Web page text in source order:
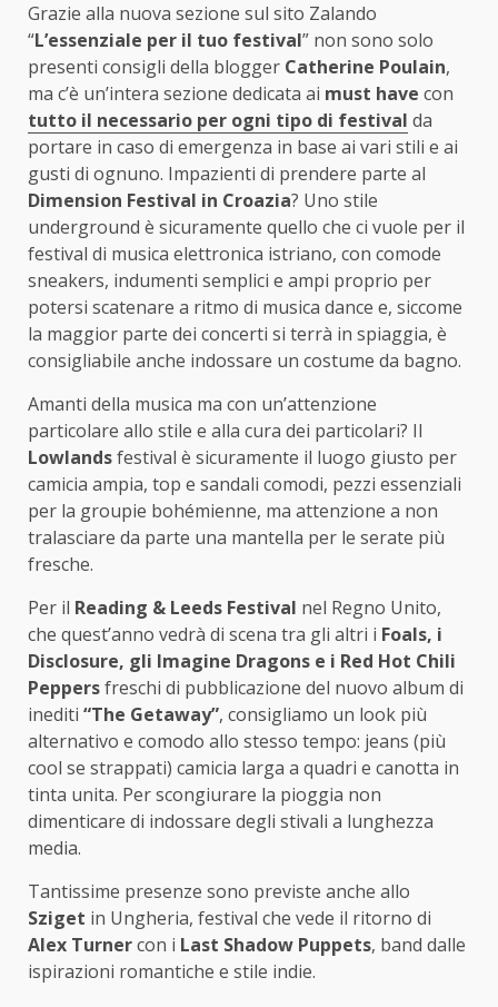
Grazie alla nuova sezione sul sito Zalando
“L’essenziale per il tuo festival” non sono solo
presenti consigli della blogger Catherine Poulain,
ma c’è un’intera sezione dedicata ai must have con
tutto il necessario per ogni tipo di festival da
portare in caso di emergenza in base ai vari stili e ai
gusti di ognuno. Impazienti di prendere parte al
Dimension Festival in Croazia? Uno stile
underground è sicuramente quello che ci vuole per il
festival di musica elettronica istriano, con comode
sneakers, indumenti semplici e ampi proprio per
potersi scatenare a ritmo di musica dance e, siccome
la maggior parte dei concerti si terrà in spiaggia, è
consigliabile anche indossare un costume da bagno.
Amanti della musica ma con un’attenzione
particolare allo stile e alla cura dei particolari? Il
Lowlandsfestival è sicuramente il luogo giusto per
camicia ampia, top e sandali comodi, pezzi essenziali
per la groupie bohémienne, ma attenzione a non
tralasciare da parte una mantella per le serate più
fresche.
Per il Reading & Leeds Festival nel Regno Unito,
che quest’anno vedrà di scena tra gli altri i Foals, i
Disclosure, gli Imagine Dragons e i Red Hot Chili
Peppersfreschi di pubblicazione del nuovo album di
inediti “The Getaway”, consigliamo un look più
alternativo e comodo allo stesso tempo: jeans (più
cool se strappati) camicia larga a quadri e canotta in
tinta unita. Per scongiurare la pioggia non
dimenticare di indossare degli stivali a lunghezza
media.
Tantissime presenze sono previste anche allo
Sziget in Ungheria, festival che vede il ritorno di
Alex Turnercon i Last Shadow Puppets, band dalle
ispirazioni romantiche e stile indie.